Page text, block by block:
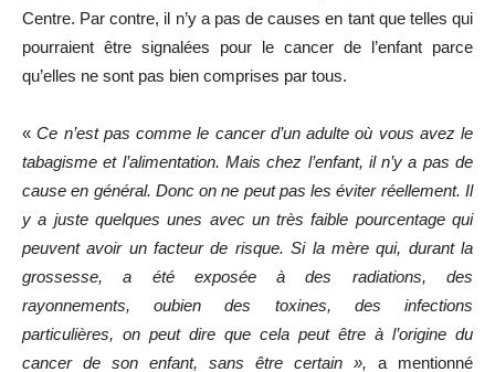
Centre. Par contre, il n’y a pas de causes en tant que telles qui
pourraient être signalées pour le cancer de l’enfant parce
qu’elles ne sont pas bien comprises par tous.
«Ce n’est pas comme le cancer d’un adulte où vous avez le
tabagisme et l’alimentation. Mais chez l’enfant, il n’y a pas de
cause en général. Donc on ne peut pas les éviter réellement. Il
y a juste quelques unes avec un très faible pourcentage qui
peuvent avoir un facteur de risque. Si la mère qui, durant la
grossesse, a été exposée à des radiations, des
rayonnements, oubien des toxines, des infections
particulières, on peut dire que cela peut être à l’origine du
cancer de son enfant, sans être certain », a mentionné